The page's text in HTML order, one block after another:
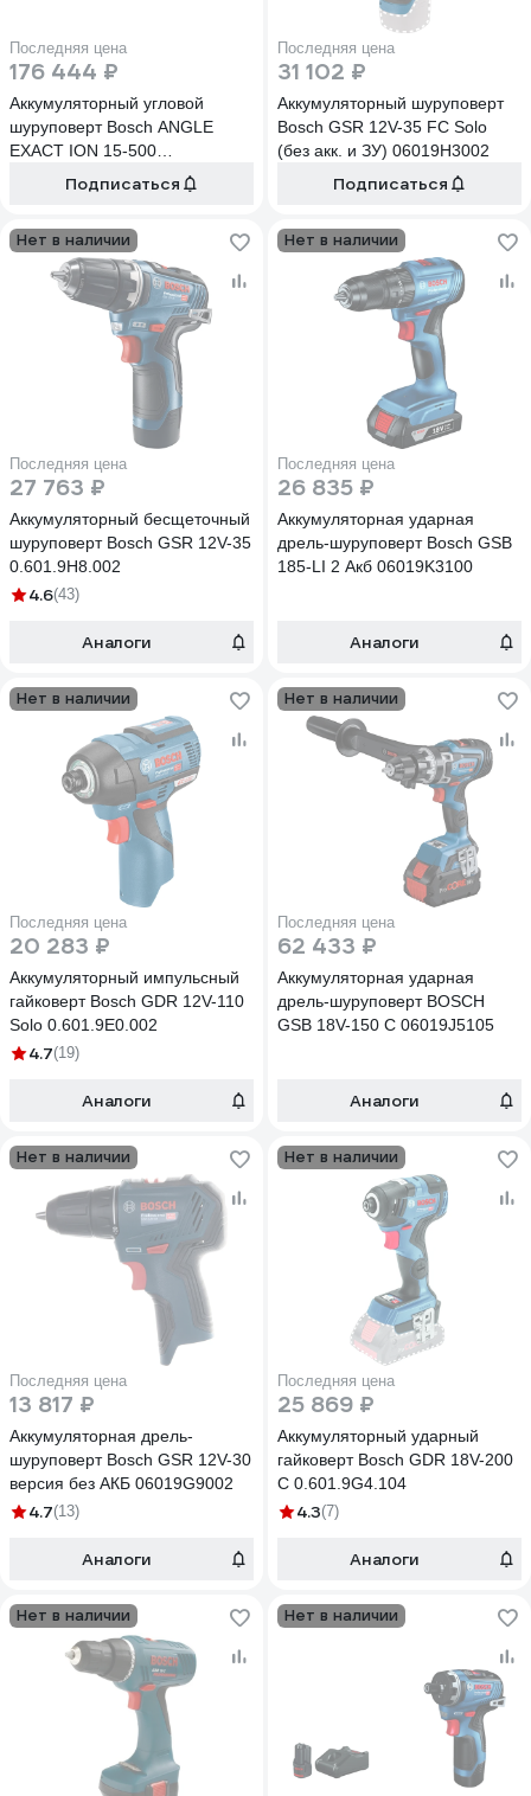
Последняя цена
176 444 ₽
Аккумуляторный угловой
шуруповерт Bosch ANGLE
EXACT ION 15-500
Подписаться
Последняя цена
31 102 ₽
Аккумуляторный шуруповерт
Bosch GSR 12V-35 FC Solo
(без акк. и ЗУ) 06019H3002
Подписаться
Нет в наличии
Последняя цена
27 763 ₽
Аккумуляторный бесщеточный
шуруповерт Bosch GSR 12V-35
0.601.9H8.002
4.6(43)
Аналоги
Нет в наличии
Последняя цена
26 835 ₽
Аккумуляторная ударная
дрель-шуруповерт Bosch GSB
185-LI 2 Акб 06019K3100
Аналоги
Нет в наличии
Последняя цена
20 283 ₽
Аккумуляторный импульсный
гайковерт Bosch GDR 12V-110
Solo 0.601.9E0.002
4.7(19)
Аналоги
Нет в наличии
Последняя цена
62 433 ₽
Аккумуляторная ударная
дрель-шуруповерт BOSCH
GSB 18V-150 C 06019J5105
Аналоги
Нет в наличии
Последняя цена
13 817 ₽
Аккумуляторная дрель-
шуруповерт Bosch GSR 12V-30
версия без АКБ 06019G9002
4.7(13)
Аналоги
Нет в наличии
Последняя цена
25 869 ₽
Аккумуляторный ударный
гайковерт Bosch GDR 18V-200
C 0.601.9G4.104
4.3(7)
Аналоги
Нет в наличии Нет в наличии